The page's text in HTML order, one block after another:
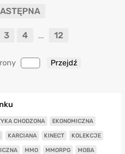
3 4 ... 12
CHODZONA EKONOMICZNA
KARCIANA KINECT KOLEKCJE
MMO MMORPG MOBA